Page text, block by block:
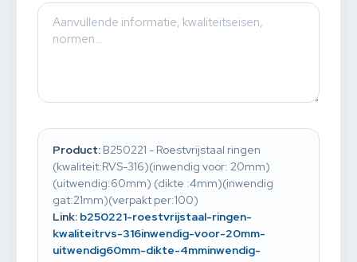
Product: B250221 - Roestvrijstaal ringen
(kwaliteit:RVS-316)(inwendig voor: 20mm)
(uitwendig:60mm) (dikte :4mm)(inwendig
gat:21mm)(verpakt per:100)
Link: b250221-roestvrijstaal-ringen-
kwaliteitrvs-316inwendig-voor-20mm-
uitwendig60mm-dikte-4mminwendig-